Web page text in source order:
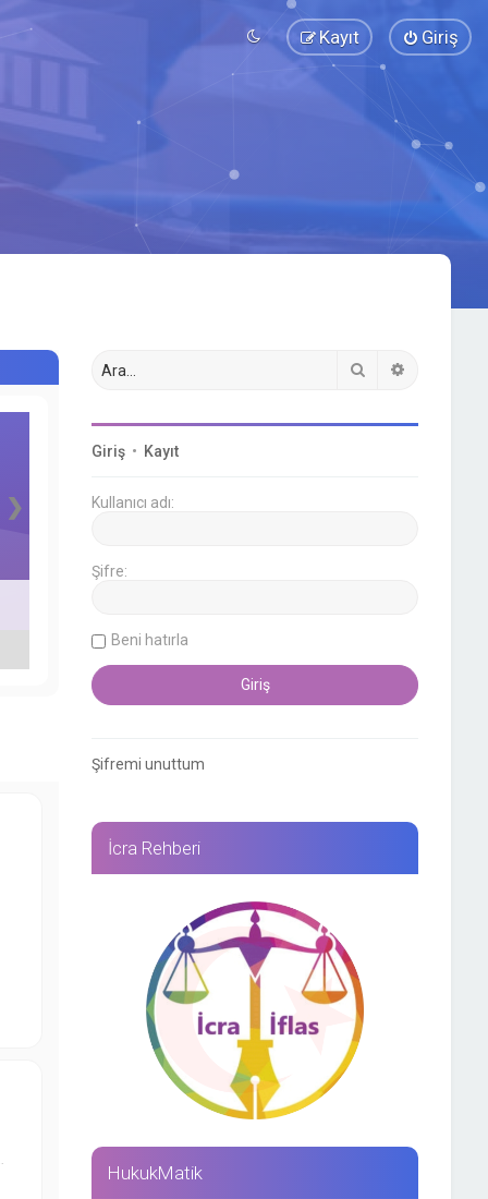
Giriş
Kayıt
❯
Ara
Giriş • Kayıt
Kullanıcı adı:
Şifre:
Beni hatırla
Şifremi unuttum
İcra Rehberi
HukukMatik